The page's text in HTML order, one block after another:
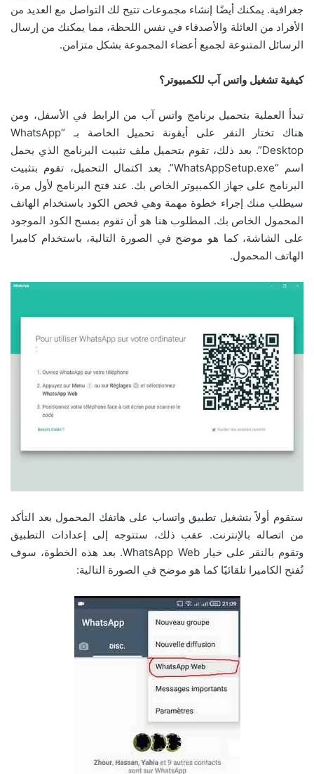
جغرافية. يمكنك أيضًا إنشاء مجموعات تتيح لك التواصل مع العديد من
الأفراد من العائلة والأصدقاء في نفس اللحظة، مما يمكنك من إرسال
الرسائل المتنوعة لجميع أعضاء المجموعة بشكل متزامن.
كيفية تشغيل واتس آب للكمبيوتر؟
تبدأ العملية بتحميل برنامج واتس آب من الرابط في الأسفل، ومن
هناك تختار النقر على أيقونة تحميل الخاصة بـ “WhatsApp
Desktop”. بعد ذلك، تقوم بتحميل ملف تثبيت البرنامج الذي يحمل
اسم “WhatsAppSetup.exe”. بعد اكتمال التحميل، تقوم بتثبيت
البرنامج على جهاز الكمبيوتر الخاص بك. عند فتح البرنامج لأول مرة،
سيطلب منك إجراء خطوة مهمة وهي فحص الكود باستخدام الهاتف
المحمول الخاص بك. المطلوب هنا هو أن تقوم بمسح الكود الموجود
على الشاشة، كما هو موضح في الصورة التالية، باستخدام كاميرا
الهاتف المحمول.
ستقوم أولاً بتشغيل تطبيق واتساب على هاتفك المحمول بعد التأكد
من اتصاله بالإنترنت. عقب ذلك، ستتوجه إلى إعدادات التطبيق
وتقوم بالنقر على خيار WhatsApp Web. بعد هذه الخطوة، سوف
تُفتح الكاميرا تلقائيًا كما هو موضح في الصورة التالية: